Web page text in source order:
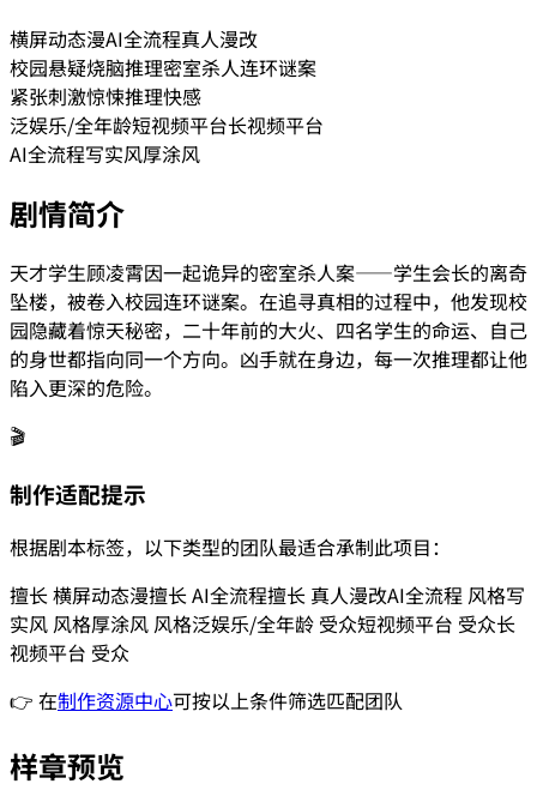
横屏动态漫AI全流程真人漫改
校园悬疑烧脑推理密室杀人连环谜案
紧张刺激惊悚推理快感
泛娱乐/全年龄短视频平台长视频平台
AI全流程写实风厚涂风
剧情简介
天才学生顾凌霄因一起诡异的密室杀人案——学生会长的离奇
坠楼，被卷入校园连环谜案。在追寻真相的过程中，他发现校
园隐藏着惊天秘密，二十年前的大火、四名学生的命运、自己
的身世都指向同一个方向。凶手就在身边，每一次推理都让他
陷入更深的危险。
🎬
制作适配提示
根据剧本标签，以下类型的团队最适合承制此项目：
擅长横屏动态漫擅长AI全流程擅长 真人漫改AI全流程 风格写
实风 风格厚涂风 风格泛娱乐/全年龄 受众短视频平台 受众长
视频平台 受众
👉 在制作资源中心可按以上条件筛选匹配团队
样章预览